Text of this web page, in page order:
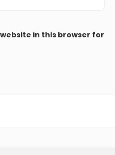
in this browser for